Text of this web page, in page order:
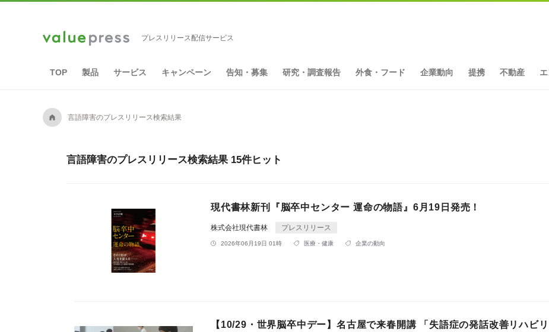
プレスリリース配信サービス
TOP 製品 サービス キャンペーン 告知・募集 研究・調査報告 外食・フード 企業動向 提携 不動産
A 言語障害のプレスリリース検索結果
言語障害のプレスリリース検索結果 15件ヒット
現代書林新刊『脳卒中センター 運命の物語』6月19日発売！
株式会社現代書林 プレスリリース
2026年06月19日 01時 医療・健康 企業の動向
【10/29・世界脳卒中デー】名古屋で来春開講 「失語症の発話改善リハビリ